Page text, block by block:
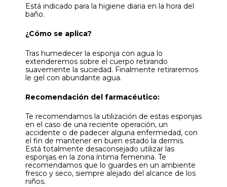
Está indicado para la higiene diaria en la hora del
baño.
¿Cómo se aplica?
Tras humedecer la esponja con agua lo
extenderemos sobre el cuerpo retirando
suavemente la suciedad. Finalmente retiraremos
le gel con abundante agua.
Recomendación del farmacéutico:
Te recomendamos la utilización de estas esponjas
en el caso de una reciente operación, un
accidente o de padecer alguna enfermedad, con
el fin de mantener en buen estado la dermis.
Está totalmente desaconsejado utilizar las
esponjas en la zona íntima femenina. Te
recomendamos que lo guardes en un ambiente
fresco y seco, siempre alejado del alcance de los
niños.